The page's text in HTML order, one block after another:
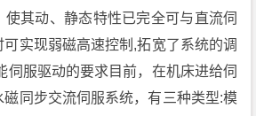
其动、静态特性已完全可与直流伺
实现弱磁高速控制,拓宽了系统的调
伺服驱动的要求目前，在机床进给伺
同步交流伺服系统，有三种类型:模